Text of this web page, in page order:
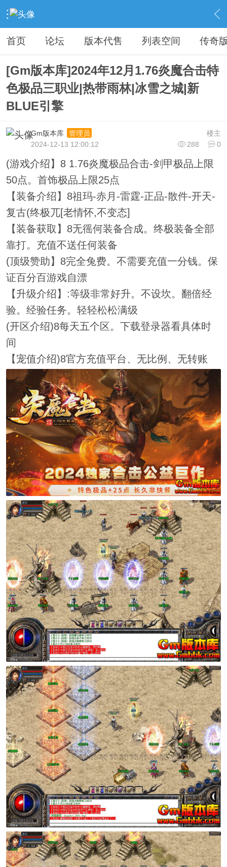
› 传奇私服专区 › 传奇商业版本免费下载 › 内容
首页 论坛 版本代售 列表空间 传奇
[Gm版本库]2024年12月1.76炎魔合击特
色极品三职业|热带雨林|冰雪之城|新
BLUE引擎
楼主
Gm版本库
管理员
288
0
2024-12-13 12:00:12
(游戏介绍】8 1.76炎魔极品合击-剑甲极品上限
50点。首饰极品上限25点
【装备介绍】8祖玛-赤月-雷霆-正品-散件-开天-
复古(终极兀[老情怀,不变态]
【装备获取】8无徭何装备合成。终极装备全部
靠打。充值不送任何装备
(顶级赞助】8完全兔费。不需要充值一分钱。保
证百分百游戏自漂
【升级介绍】:等级非常好升。不设坎。翻倍经
验。经验任务。轻轻松松满级
(开区介绍)8每天五个区。下载登录器看具体时
间
【宠值介绍)8官方充值平台、无比例、无转账